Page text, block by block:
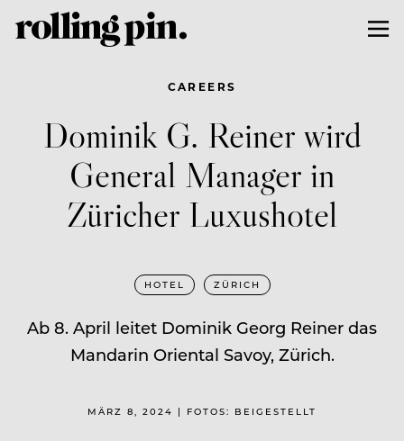
CAREERS
Dominik G. Reiner wird
General Manager in
Züricher Luxushotel
HOTEL ZÜRICH
Ab 8. April leitet Dominik Georg Reiner das
Mandarin Oriental Savoy, Zürich.
MÄRZ 8, 2024 | FOTOS: BEIGESTELLT